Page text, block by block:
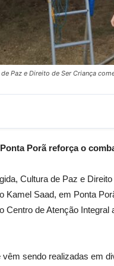
Paz e Direito de Ser Criança
Porã reforça o
Cultura de Paz e
Kamel Saad, em Ponta
de Atenção
sendo realizadas em